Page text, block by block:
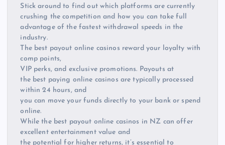
Stick around to find out which platforms are currently
crushing the competition and how you can take full
advantage of the fastest withdrawal speeds in the
industry.
The best payout online casinos reward your loyalty with
comp points,
VIP perks, and exclusive promotions. Payouts at
the best paying online casinos are typically processed
within 24 hours, and
you can move your funds directly to your bank or spend
online.
While the best payout online casinos in NZ can offer
excellent entertainment value and
the potential for higher returns, it’s essential to